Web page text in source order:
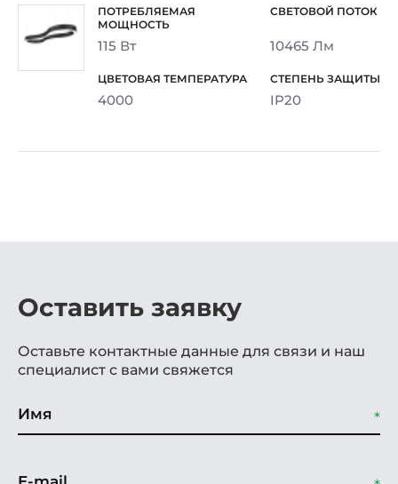
115 Вт 10465 Лм
4000 IP20
Оставить заявку
Оставьте контактные данные для связи и наш
специалист с вами свяжется